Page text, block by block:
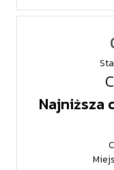
Najniższa